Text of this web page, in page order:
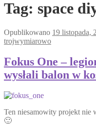
Tag: space
Opublikowano 19 listopada,
trojwymiarowo
Fokus One –
wysłali balon w
Ten niesamowity projekt nie
🙂